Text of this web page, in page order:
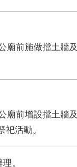
廟前施做擋土牆
廟前增設擋土牆
活動。
。